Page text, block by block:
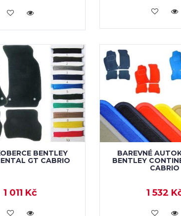
KOUPIT KOUPIT
BENTLEY
GT CABRIO
1 011 Kč
KOUPIT
BAREVNÉ
BENTLEY
CABRIO
1 532
KOUPIT